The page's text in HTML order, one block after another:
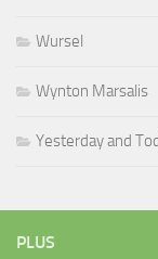
Wursel
Wynton Marsalis
Yesterday and
PLUS